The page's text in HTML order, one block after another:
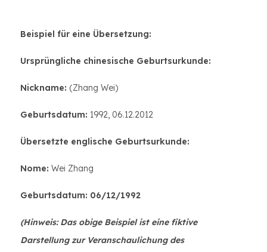
Beispiel für eine Übersetzung:
Ursprüngliche chinesische Geburtsurkunde:
Nickname: (Zhang Wei)
Geburtsdatum: 1992, 06.12.2012
Übersetzte englische Geburtsurkunde:
Nome: Wei Zhang
Geburtsdatum: 06/12/1992
(Hinweis: Das obige Beispiel ist eine fiktive
Darstellung zur Veranschaulichung des